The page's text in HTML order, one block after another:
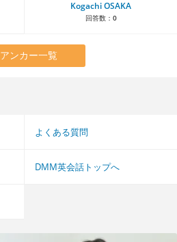
Kogachi OSAKA
回答数： 0
アンカー一覧
よくある質問
DMM英会話トップへ